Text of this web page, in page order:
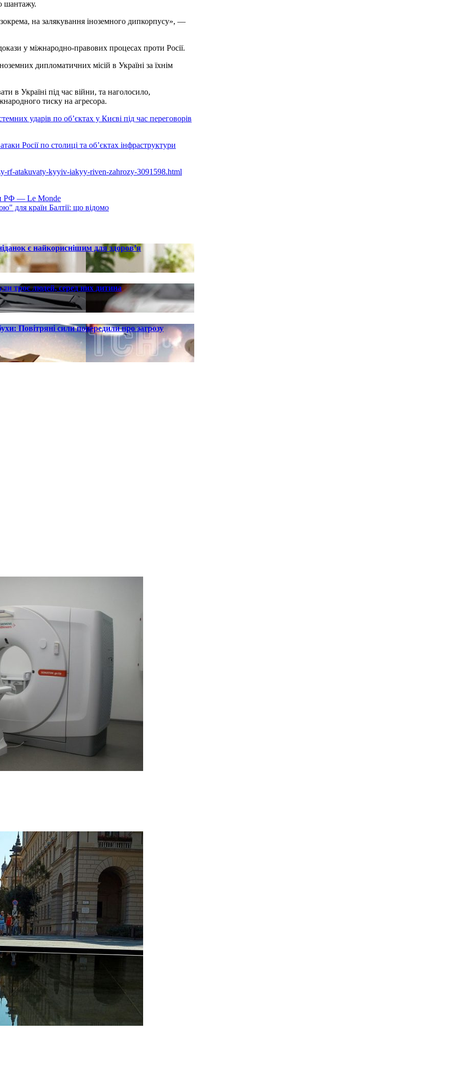
шантажу.
на залякування іноземного дипкорпусу», —
у міжнародно-правових процесах проти Росії.
дипломатичних місій в Україні за їхнім
в Україні під час війни, та наголосило,
тиску на агресора.
ударів по об’єктах у Києві під час переговорів
Росії по столиці та об’єктах інфраструктури
rf-atakuvaty-kyyiv-iakyy-riven-zahrozy-3091598.html
РФ — Le Monde
для країн Балтії: що відомо
є найкориснішим для здоров’я
троє людей, серед них дитина
Повітряні сили попередили про загрозу